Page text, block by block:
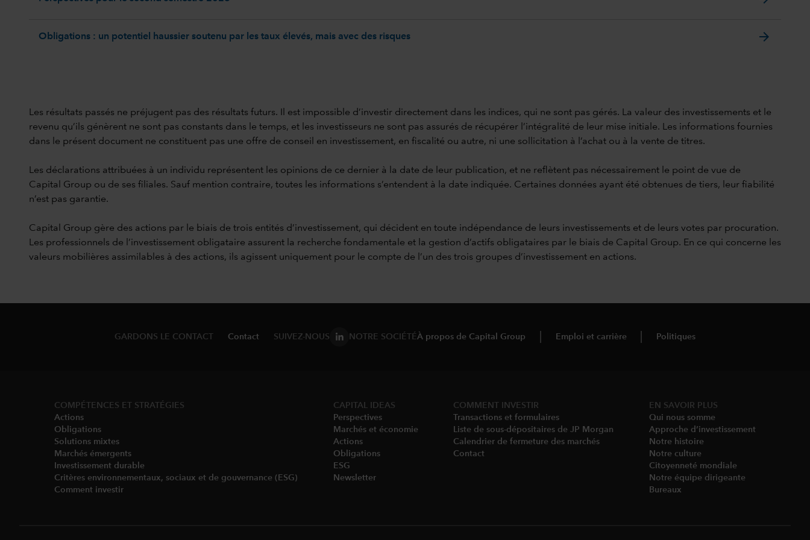
Obligations : un potentiel haussier soutenu par les taux élevés, mais avec des risques arrow_forward
Les résultats passés ne préjugent pas des résultats futurs. Il est impossible d’investir directement dans les indices, qui ne sont pas gérés. La valeur des investissements et le
revenu qu’ils génèrent ne sont pas constants dans le temps, et les investisseurs ne sont pas assurés de récupérer l’intégralité de leur mise initiale. Les informations fournies
dans le présent document ne constituent pas une offre de conseil en investissement, en fiscalité ou autre, ni une sollicitation à l’achat ou à la vente de titres.
Les déclarations attribuées à un individu représentent les opinions de ce dernier à la date de leur publication, et ne reflètent pas nécessairement le point de vue de
Capital Group ou de ses filiales. Sauf mention contraire, toutes les informations s’entendent à la date indiquée. Certaines données ayant été obtenues de tiers, leur fiabilité
n’est pas garantie.
Capital Group gère des actions par le biais de trois entités d’investissement, qui décident en toute indépendance de leurs investissements et de leurs votes par procuration.
Les professionnels de l’investissement obligataire assurent la recherche fondamentale et la gestion d’actifs obligataires par le biais de Capital Group. En ce qui concerne les
valeurs mobilières assimilables à des actions, ils agissent uniquement pour le compte de l’un des trois groupes d’investissement en actions.
GARDONS LE CONTACT Contact SUIVEZ-NOUS NOTRE SOCIÉTÉÀ propos de Capital Group Emploi et carrière Politiques
COMPÉTENCES ET STRATÉGIES
Actions
Obligations
Solutions mixtes
Marchés émergents
Investissement durable
Critères environnementaux, sociaux et de gouvernance (ESG)
Comment investir
CAPITAL IDEAS
Perspectives
Marchés et économie
Actions
Obligations
ESG
Newsletter
COMMENT INVESTIR
Transactions et formulaires
Liste de sous-dépositaires de JP Morgan
Calendrier de fermeture des marchés
Contact
EN SAVOIR PLUS
Qui nous somme​
Approche d’investissement
Notre histoire​
Notre culture
Citoyenneté mondiale
Notre équipe dirigeante​
Bureaux​